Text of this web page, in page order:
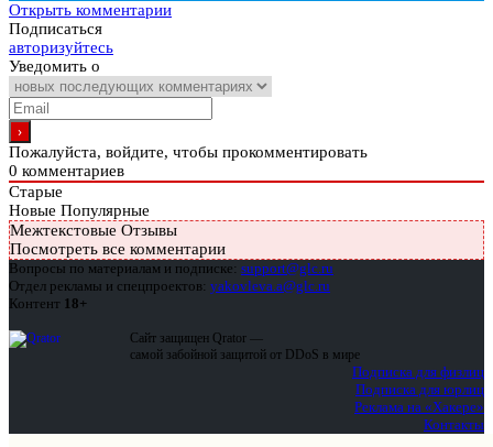
Открыть комментарии
Подписаться
авторизуйтесь
Уведомить о
Пожалуйста, войдите, чтобы прокомментировать
0 комментариев
Старые
Новые Популярные
Межтекстовые Отзывы
Посмотреть все комментарии
Вопросы по материалам и подписке: support@glc.ru
Отдел рекламы и спецпроектов: yakovleva.a@glc.ru
Контент 18+
Сайт защищен Qrator —
самой забойной защитой от DDoS в мире
Подписка для физлиц
Подписка для юрлиц
Реклама на «Хакере»
Контакты